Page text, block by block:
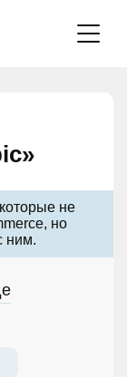
не
но
ним.